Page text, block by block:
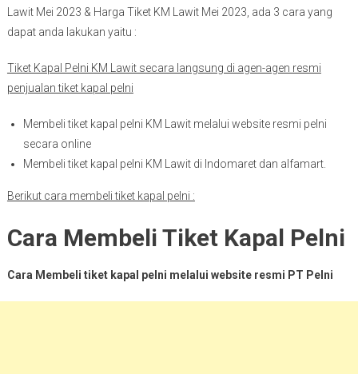
Lawit Mei 2023 & Harga Tiket KM Lawit Mei 2023, ada 3 cara yang
dapat anda lakukan yaitu :
Tiket Kapal Pelni KM Lawit secara langsung di agen-agen resmi
penjualan tiket kapal pelni
Membeli tiket kapal pelni KM Lawit melalui website resmi pelni
secara online
Membeli tiket kapal pelni KM Lawit di Indomaret dan alfamart.
Berikut cara membeli tiket kapal pelni :
Cara Membeli Tiket Kapal Pelni
Cara Membeli tiket kapal pelni melalui website resmi PT Pelni